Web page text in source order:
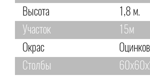
Высота
1,8 м.
Участок
15м
Окрас
Столбы